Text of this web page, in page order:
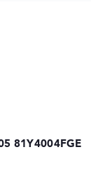
81Y4004FGE